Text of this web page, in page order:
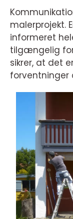
malerprojekt.
informeret
tilgængelig
sikrer, at det
forventninger